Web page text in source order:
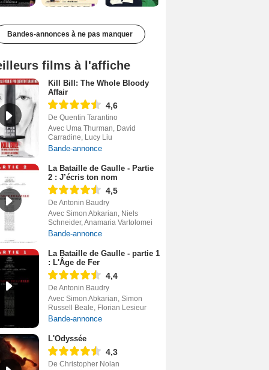
Bandes-annonces à ne pas manquer
films à l'affiche
Kill Bill: The Whole Bloody
Affair
4,6
De Quentin Tarantino
Avec Uma Thurman, David
Carradine, Lucy Liu
Bande-annonce
La Bataille de Gaulle - Partie
2 : J’écris ton nom
4,5
De Antonin Baudry
Avec Simon Abkarian, Niels
Schneider, Anamaria Vartolomei
Bande-annonce
La Bataille de Gaulle - partie 1
: L'Âge de Fer
4,4
De Antonin Baudry
Avec Simon Abkarian, Simon
Russell Beale, Florian Lesieur
Bande-annonce
L'Odyssée
4,3
De Christopher Nolan